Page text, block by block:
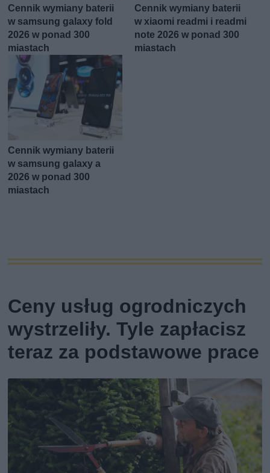
Cennik wymiany baterii
w samsung galaxy fold
2026 w ponad 300
miastach
Cennik wymiany baterii
w xiaomi readmi i readmi
note 2026 w ponad 300
miastach
Cennik wymiany baterii
w samsung galaxy a
2026 w ponad 300
miastach
Ceny usług ogrodniczych
wystrzeliły. Tyle zapłacisz
teraz za podstawowe prace